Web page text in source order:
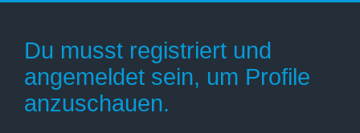
Du musst registriert und
angemeldet sein, um Profile
anzuschauen.